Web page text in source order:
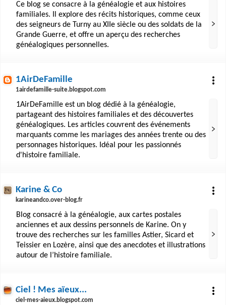
Ce blog se consacre à la généalogie et aux histoires
familiales. Il explore des récits historiques, comme ceux
des seigneurs de Turny au XIIe siècle ou des soldats de la
Grande Guerre, et offre un aperçu des recherches
généalogiques personnelles.
1AirDeFamille
1airdefamille-suite.blogspot.com
1AirDeFamille est un blog dédié à la généalogie,
partageant des histoires familiales et des découvertes
généalogiques. Les articles couvrent des événements
marquants comme les mariages des années trente ou des
personnages historiques. Idéal pour les passionnés
d'histoire familiale.
Karine & Co
karineandco.over-blog.fr
Blog consacré à la généalogie, aux cartes postales
anciennes et aux dessins personnels de Karine. On y
trouve des recherches sur les familles Astier, Sicard et
Teissier en Lozère, ainsi que des anecdotes et illustrations
autour de l’histoire familiale.
Ciel ! Mes aïeux...
ciel-mes-aieux.blogspot.com